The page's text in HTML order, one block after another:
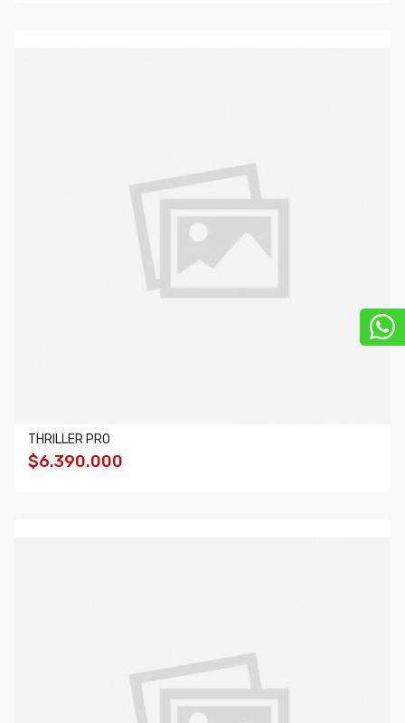
THRILLER PRO
$6.390.000